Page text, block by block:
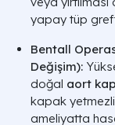
yapay tüp greft
Bentall
Değişim):
doğal aort
kapak
ameliyatta